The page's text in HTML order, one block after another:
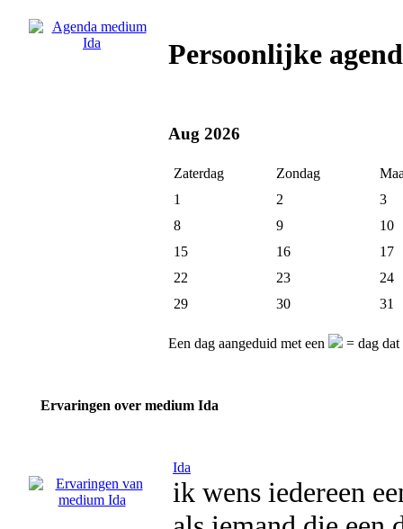
Persoonlijke
Aug 2026
Zaterdag Zondag
1
2
3
8
9
10
15
16
17
22
23
24
29
30 31
Een dag aangeduid met een = dag
Ervaringen over medium Ida
Ida
ik wens iedereen